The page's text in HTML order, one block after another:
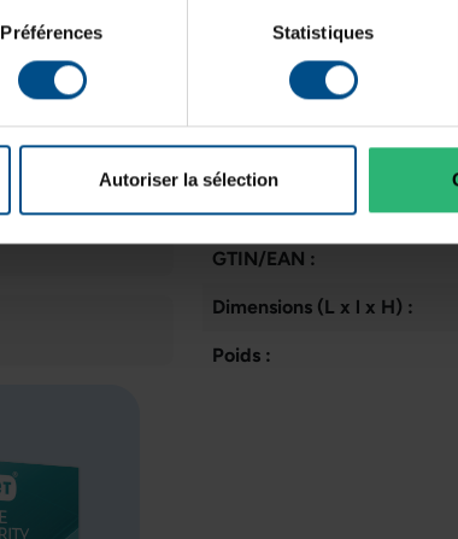
Préférences Statistiques
Autoriser la sélection
Programme de partenariat:
WiFi:
GTIN/EAN :
Dimensions (L x l x H) :
Poids :